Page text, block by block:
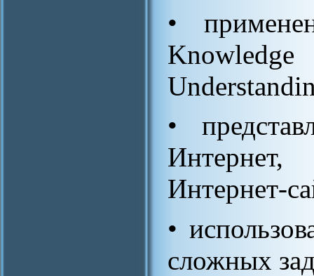
•
•
Интернет-
•
сложных